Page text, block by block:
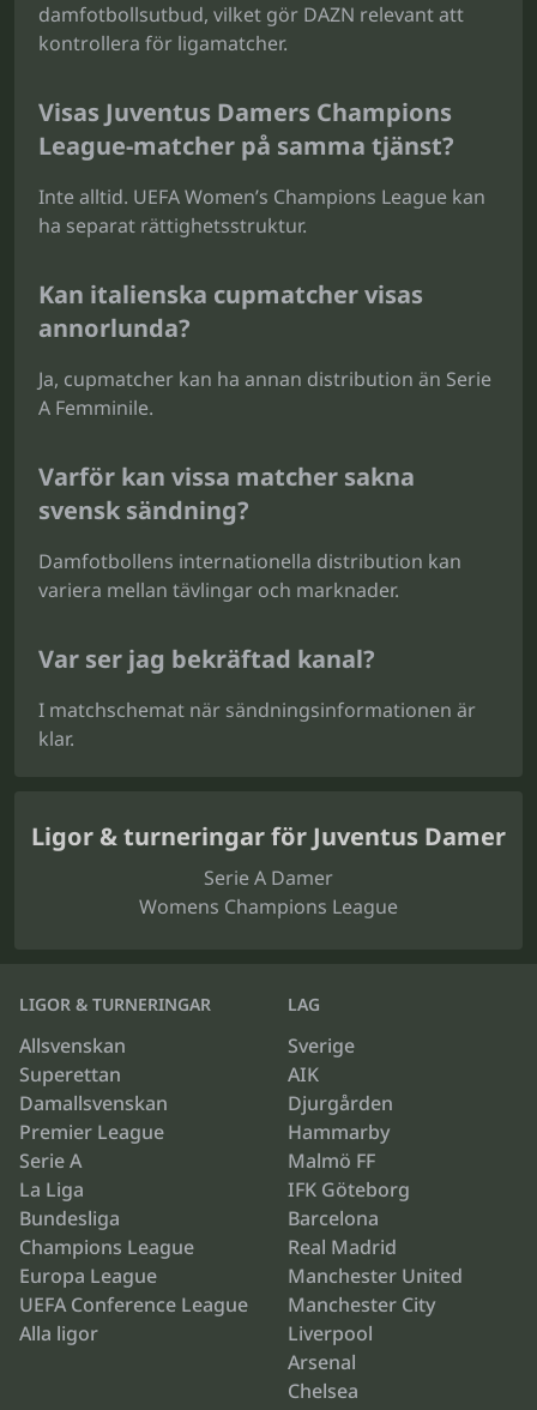
damfotbollsutbud, vilket gör DAZN relevant att
kontrollera för ligamatcher.
Visas Juventus Damers Champions
League-matcher på samma tjänst?
Inte alltid. UEFA Women’s Champions League kan
ha separat rättighetsstruktur.
Kan italienska cupmatcher visas
annorlunda?
Ja, cupmatcher kan ha annan distribution än Serie
A Femminile.
Varför kan vissa matcher sakna
svensk sändning?
Damfotbollens internationella distribution kan
variera mellan tävlingar och marknader.
Var ser jag bekräftad kanal?
I matchschemat när sändningsinformationen är
klar.
Ligor & turneringar för Juventus Damer
Serie A Damer
Womens Champions League
LIGOR & TURNERINGAR
Allsvenskan
Superettan
Damallsvenskan
Premier League
Serie A
La Liga
Bundesliga
Champions League
Europa League
UEFA Conference League
Alla ligor
LAG
Sverige
AIK
Djurgården
Hammarby
Malmö FF
IFK Göteborg
Barcelona
Real Madrid
Manchester United
Manchester City
Liverpool
Arsenal
Chelsea